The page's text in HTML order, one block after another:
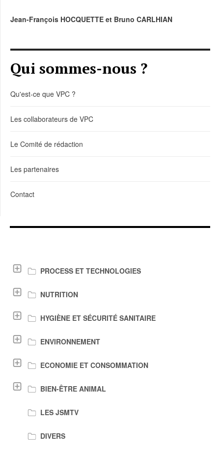
Jean-François HOCQUETTE et Bruno CARLHIAN
Qui sommes-nous ?
Qu'est-ce que VPC ?
Les collaborateurs de VPC
Le Comité de rédaction
Les partenaires
Contact
PROCESS ET TECHNOLOGIES
NUTRITION
HYGIÈNE ET SÉCURITÉ SANITAIRE
ENVIRONNEMENT
ECONOMIE ET CONSOMMATION
BIEN-ÊTRE ANIMAL
LES JSMTV
DIVERS